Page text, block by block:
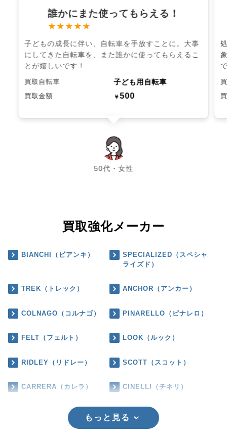
誰かにまた使ってもらえる！
★★★★★
子どもの成長に伴い、自転車を手放すことに。大事
にしてきた自転車を、また誰かに使ってもらえるこ
とが嬉しいです！
買取自転車 子ども用自転車
買取金額 ￥500
50代・女性
chevron_left chevron_right
買取強化メーカー
BIANCHI（ビアンキ）
SPECIALIZED（スペシャ
ライズド）
TREK（トレック） ANCHOR（アンカー）
COLNAGO（コルナゴ） PINARELLO（ピナレロ）
FELT（フェルト） LOOK（ルック）
RIDLEY（リドレー） SCOTT（スコット）
CARRERA（カレラ） CINELLI（チネリ）
もっと見る